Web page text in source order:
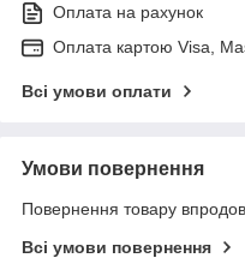
Оплата на рахунок
Оплата картою Visa,
Всі умови оплати
Умови повернення
Повернення товару
Всі умови повернення